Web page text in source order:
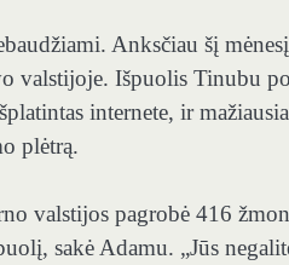
Anksčiau šį
valstijoje. Išpuolis Tinubu
internete, ir
plėtrą.
valstijos pagrobė 416
sakė Adamu. „Jūs